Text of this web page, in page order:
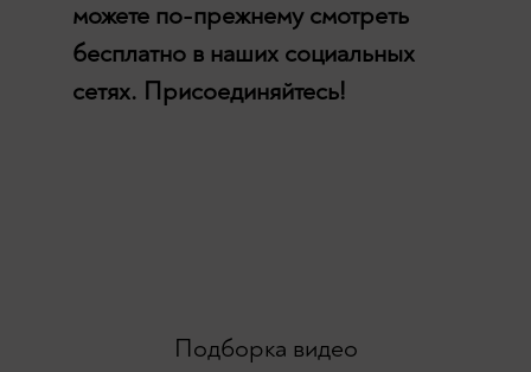
можете по-прежнему смотреть
бесплатно в наших социальных
сетях. Присоединяйтесь!
Подборка видео